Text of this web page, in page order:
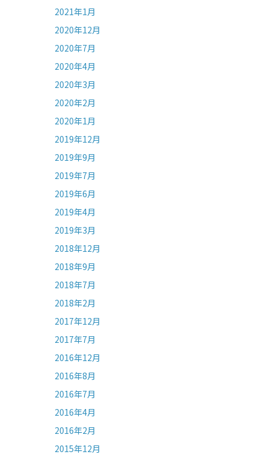
2021年1月
2020年12月
2020年7月
2020年4月
2020年3月
2020年2月
2020年1月
2019年12月
2019年9月
2019年7月
2019年6月
2019年4月
2019年3月
2018年12月
2018年9月
2018年7月
2018年2月
2017年12月
2017年7月
2016年12月
2016年8月
2016年7月
2016年4月
2016年2月
2015年12月